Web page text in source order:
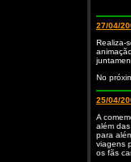
27/04/
Realiza-
No
25/04/
A
além
para
viagens
os fãs